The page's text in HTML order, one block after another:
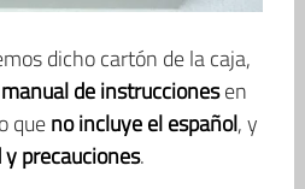
dicho cartón de la caja,
de instruccionesen
queno incluye el español, y
precauciones.